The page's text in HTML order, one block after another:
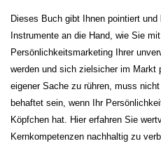
Dieses Buch gibt Ihnen pointiert
Instrumente an die Hand, wie Sie
Persönlichkeitsmarketing Ihrer
werden und sich zielsicher im Markt
eigener Sache zu rühren, muss
behaftet sein, wenn Ihr
Köpfchen hat. Hier erfahren Sie
Kernkompetenzen nachhaltig zu